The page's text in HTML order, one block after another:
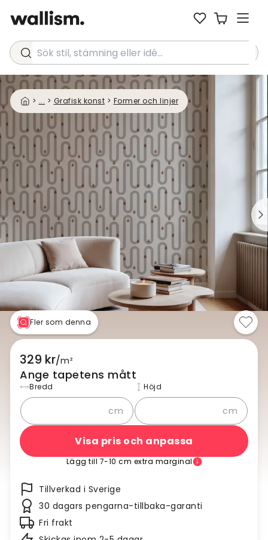
Sök stil, stämning eller idé...
> ... > Grafisk konst > Former och linjer
Fler som denna
329 kr/m²
Ange tapetens mått
Bredd
cm
Höjd
cm
Visa pris och anpassa
Lägg till 7-10 cm extra marginal
Tillverkad i Sverige
30 dagars pengarna-tillbaka-garanti
Fri frakt